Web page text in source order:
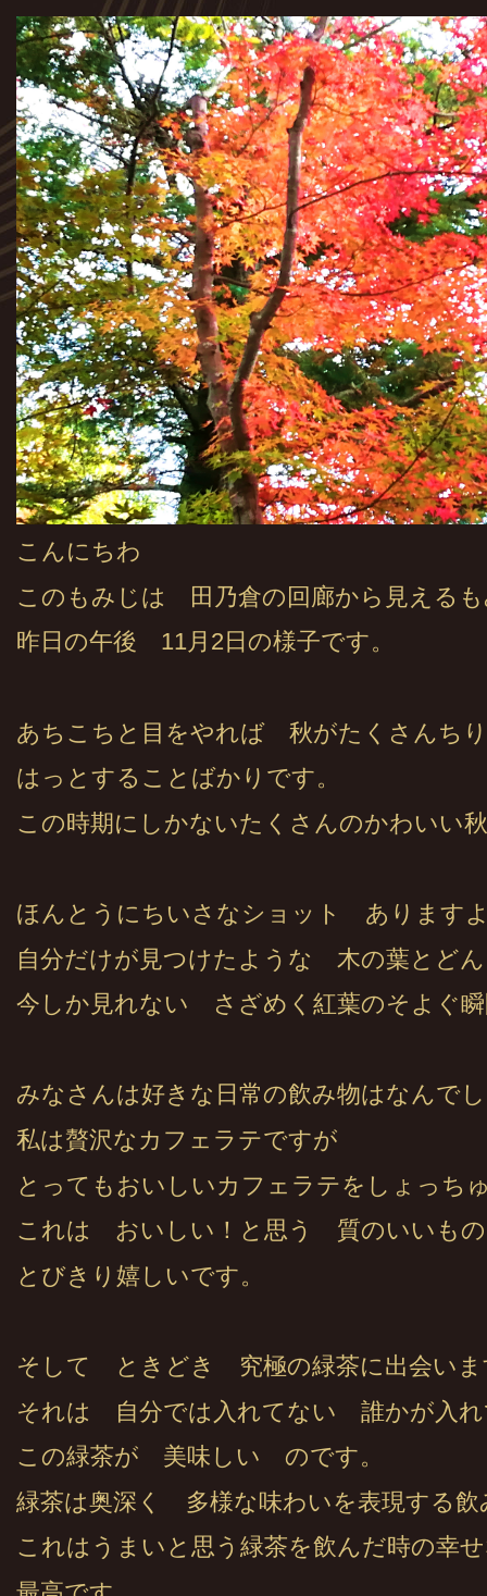
こんにちわ
このもみじは 田乃倉の回廊から見える
昨日の午後 11月2日の様子です。
あちこちと目をやれば 秋がたくさんち
はっとすることばかりです。
この時期にしかないたくさんのかわいい
ほんとうにちいさなショット あります
自分だけが見つけたような 木の葉とど
今しか見れない さざめく紅葉のそよぐ
みなさんは好きな日常の飲み物はなんで
私は贅沢なカフェラテですが
とってもおいしいカフェラテをしょっち
これは おいしい！と思う 質のいいもの
とびきり嬉しいです。
そして ときどき 究極の緑茶に出会いま
それは 自分では入れてない 誰かが入
この緑茶が 美味しい のです。
緑茶は奥深く 多様な味わいを表現する飲
これはうまいと思う緑茶を飲んだ時の幸